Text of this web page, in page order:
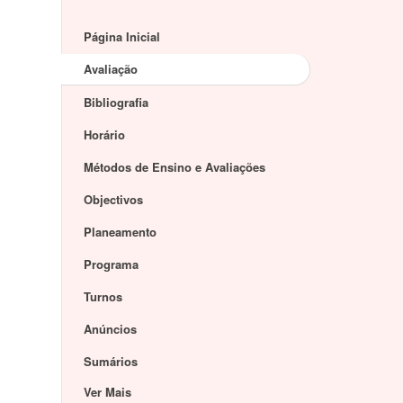
Página Inicial
Avaliação
Bibliografia
Horário
Métodos de Ensino e Avaliações
Objectivos
Planeamento
Programa
Turnos
Anúncios
Sumários
Ver Mais